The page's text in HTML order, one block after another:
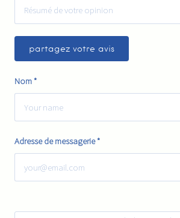
Nom*
Adresse de messagerie*